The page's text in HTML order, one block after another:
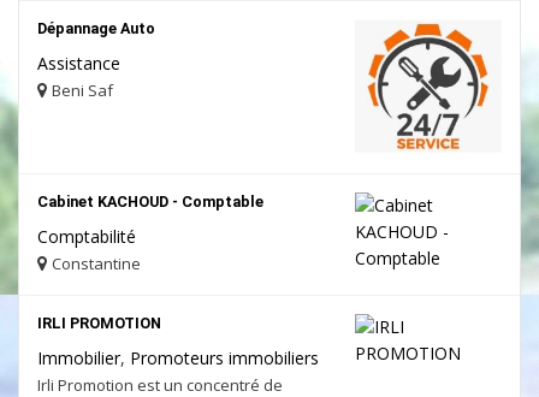
Dépannage Auto
Assistance
Beni Saf
Cabinet KACHOUD - Comptable
Comptabilité
Constantine
IRLI PROMOTION
Immobilier, Promoteurs immobiliers
Irli Promotion est un concentré de